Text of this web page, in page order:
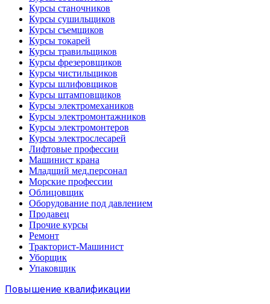
Курсы станочников
Курсы сушильщиков
Курсы съемщиков
Курсы токарей
Курсы травильщиков
Курсы фрезеровщиков
Курсы чистильщиков
Курсы шлифовщиков
Курсы штамповщиков
Курсы электромехаников
Курсы электромонтажников
Курсы электромонтеров
Курсы электрослесарей
Лифтовые профессии
Машинист крана
Младщий мед.персонал
Морские профессии
Облицовщик
Оборудование под давлением
Продавец
Прочие курсы
Ремонт
Тракторист-Машинист
Уборщик
Упаковщик
Повышение квалификации